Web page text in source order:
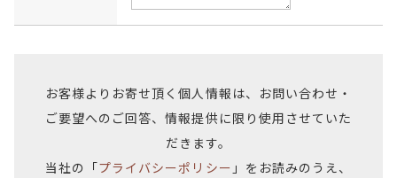
お客様よりお寄せ頂く個人情報は、お問い合わせ・
ご要望へのご回答、情報提供に限り使用させていた
だきます。
当社の「プライバシーポリシー 」をお読みのうえ、